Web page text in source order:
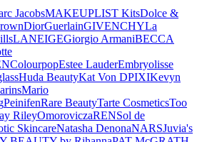
JacobsMAKEUPLIST KitsDolce &
DiorGuerlainGIVENCHYLa
LANEIGEGiorgio ArmaniBECCA
ColourpopEstee LauderEmbryolisse
Huda BeautyKat Von DPIXIKevyn
Mario
PeinifenRare BeautyTarte CosmeticsToo
RileyOmoroviczaRENSol de
SkincareNatasha DenonaNARSJuvia's